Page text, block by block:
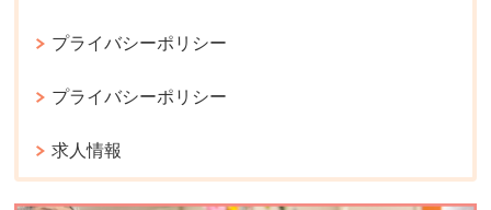
プライバシーポリシー
プライバシーポリシー
求人情報